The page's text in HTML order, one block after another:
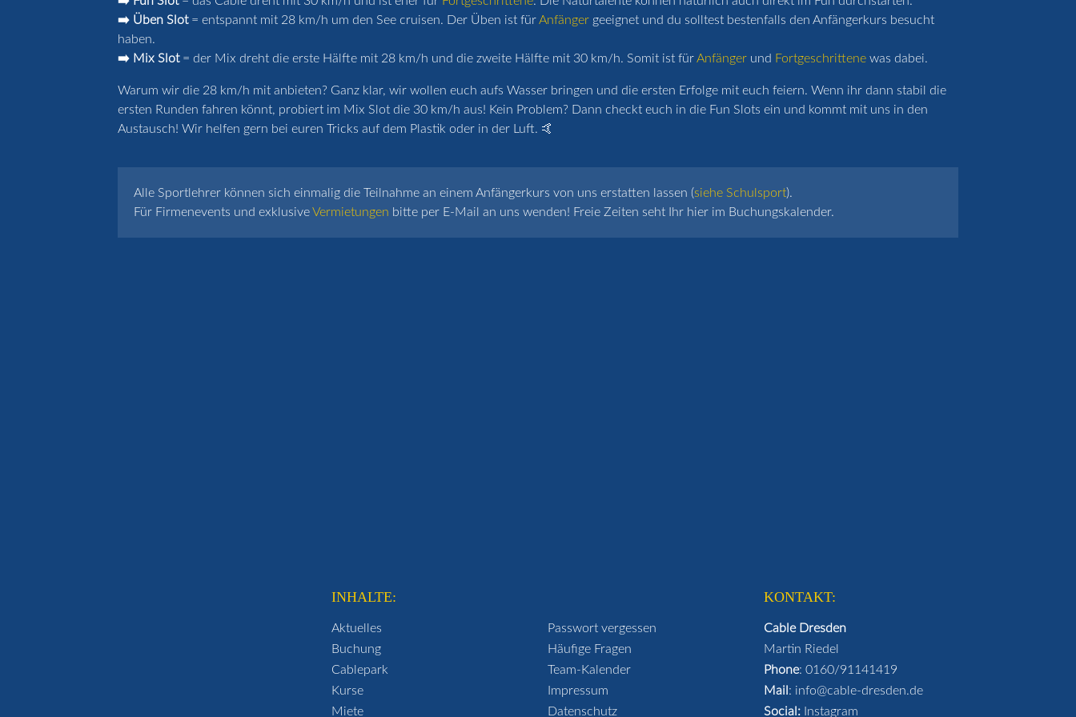
➡️ Üben Slot= entspannt mit 28 km/h um den See cruisen. Der Üben ist fürAnfänger geeignet und du solltest bestenfalls den Anfängerkurs besucht
haben.
➡️ Mix Slot= der Mix dreht die erste Hälfte mit 28 km/h und die zweite Hälfte mit 30 km/h. Somit ist fürAnfänger und Fortgeschrittene was dabei.
Warum wir die 28 km/h mit anbieten? Ganz klar, wir wollen euch aufs Wasser bringen und die ersten Erfolge mit euch feiern. Wenn ihr dann stabil die
ersten Runden fahren könnt, probiert im Mix Slot die 30 km/h aus! Kein Problem? Dann checkt euch in die Fun Slots ein und kommt mit uns in den
Austausch! Wir helfen gern bei euren Tricks auf dem Plastik oder in der Luft. 🤙
Alle Sportlehrer können sich einmalig die Teilnahme an einem Anfängerkurs von uns erstatten lassen (siehe Schulsport).
Für Firmenevents und exklusiveVermietungen bitte per E-Mail an uns wenden! Freie Zeiten seht Ihr hier im Buchungskalender.
INHALTE:
Aktuelles
Buchung
Cablepark
Kurse
Miete
Passwort vergessen
Häufige Fragen
Team-Kalender
Impressum
Datenschutz
KONTAKT:
Cable Dresden
Martin Riedel
Phone: 0160/91141419
Mail : info@cable-dresden.de
Social: Instagram